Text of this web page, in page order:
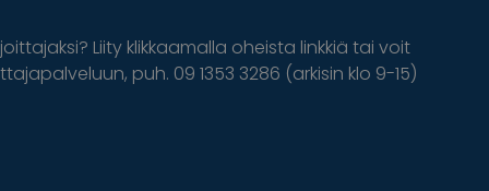
Liity klikkaamalla oheista linkkiä tai voit
puh. 09 1353 3286 (arkisin klo 9-15)